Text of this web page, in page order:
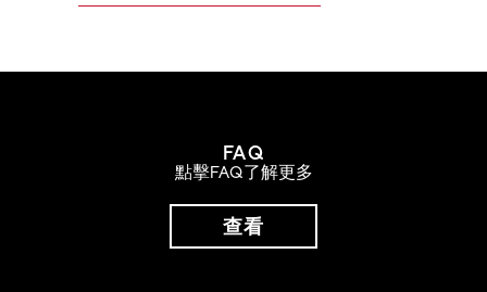
FAQ
點擊FAQ了解更多
查看